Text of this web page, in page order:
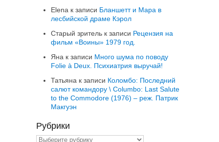
Elena к записи Бланшетт и Мара в
лесбийской драме Кэрол
Старый зритель к записи Рецензия на
фильм «Воины» 1979 год.
Яна к записи Много шума по поводу
Folie à Deux. Психиатрия выручай!
Татьяна к записи Коломбо: Последний
салют командору \ Columbo: Last Salute
to the Commodore (1976) – реж. Патрик
Макгуэн
Рубрики
Рубрики